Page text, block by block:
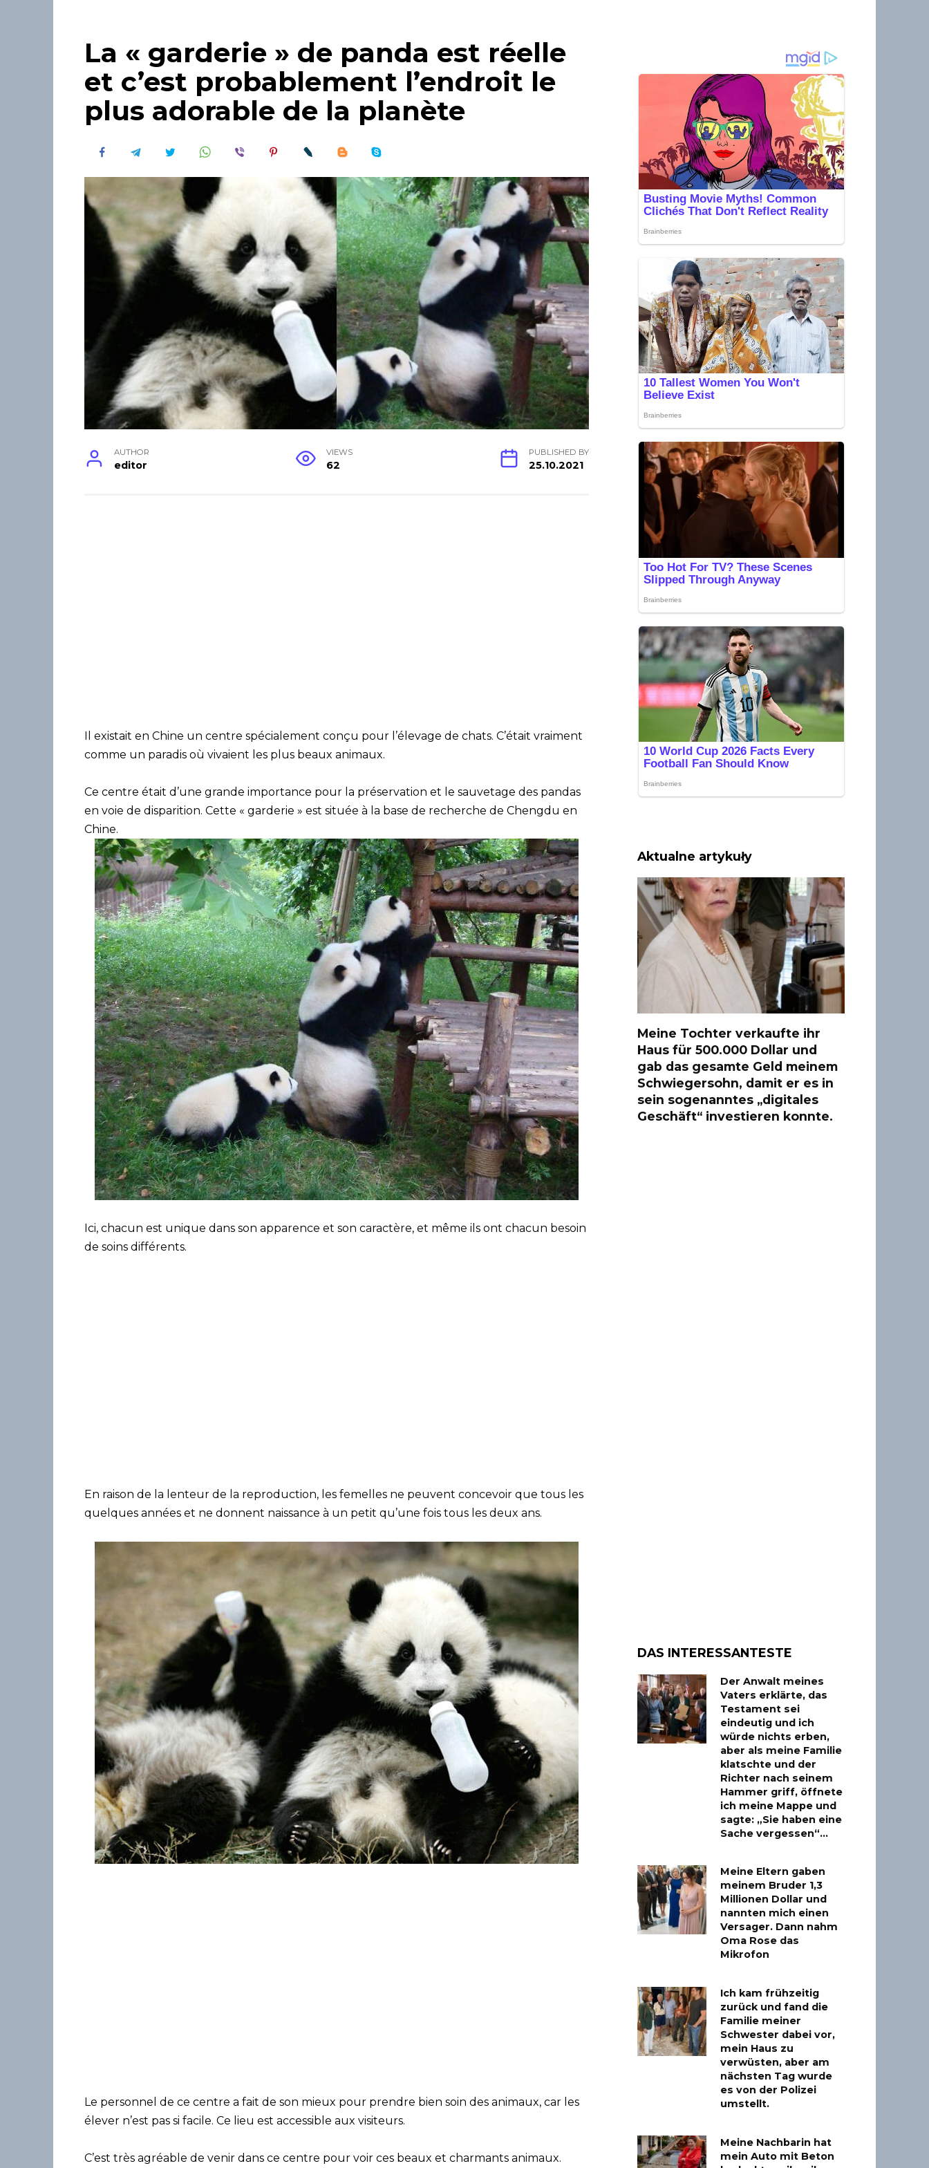
La « garderie » de panda est réelle
et c’est probablement l’endroit le
plus adorable de la planète
AUTHOR
editor
VIEWS
62
PUBLISHED BY
25.10.2021
Il existait en Chine un centre spécialement conçu pour l’élevage de chats. C’était vraiment
comme un paradis où vivaient les plus beaux animaux.
Ce centre était d’une grande importance pour la préservation et le sauvetage des pandas
en voie de disparition. Cette « garderie » est située à la base de recherche de Chengdu en
Chine.
Ici, chacun est unique dans son apparence et son caractère, et même ils ont chacun besoin
de soins différents.
En raison de la lenteur de la reproduction, les femelles ne peuvent concevoir que tous les
quelques années et ne donnent naissance à un petit qu’une fois tous les deux ans.
Le personnel de ce centre a fait de son mieux pour prendre bien soin des animaux, car les
élever n’est pas si facile. Ce lieu est accessible aux visiteurs.
C’est très agréable de venir dans ce centre pour voir ces beaux et charmants animaux.
Aktualne artykuły
Meine Tochter verkaufte ihr
Haus für 500.000 Dollar und
gab das gesamte Geld meinem
Schwiegersohn, damit er es in
sein sogenanntes „digitales
Geschäft“ investieren konnte.
DAS INTERESSANTESTE
Der Anwalt meines
Vaters erklärte, das
Testament sei
eindeutig und ich
würde nichts erben,
aber als meine Familie
klatschte und der
Richter nach seinem
Hammer griff, öffnete
ich meine Mappe und
sagte: „Sie haben eine
Sache vergessen“…
Meine Eltern gaben
meinem Bruder 1,3
Millionen Dollar und
nannten mich einen
Versager. Dann nahm
Oma Rose das
Mikrofon
Ich kam frühzeitig
zurück und fand die
Familie meiner
Schwester dabei vor,
mein Haus zu
verwüsten, aber am
nächsten Tag wurde
es von der Polizei
umstellt.
Meine Nachbarin hat
mein Auto mit Beton